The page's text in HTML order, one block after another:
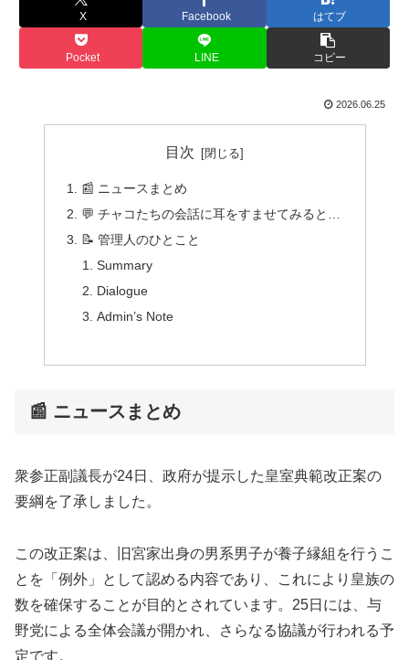
X Facebook はてブ
Pocket LINE コピー
2026.06.25
目次
📰 ニュースまとめ
💬 チャコたちの会話に耳をすませてみると…
📝 管理人のひとこと
Summary
Dialogue
Admin’s Note
📰 ニュースまとめ
衆参正副議長が24日、政府が提示した皇室典範改正案の
要綱を了承しました。
この改正案は、旧宮家出身の男系男子が養子縁組を行うこ
とを「例外」として認める内容であり、これにより皇族の
数を確保することが目的とされています。25日には、与
野党による全体会議が開かれ、さらなる協議が行われる予
定です。